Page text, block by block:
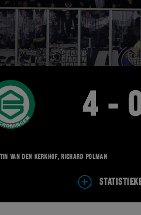
4 -
van den Kerkhof, Richard Polman